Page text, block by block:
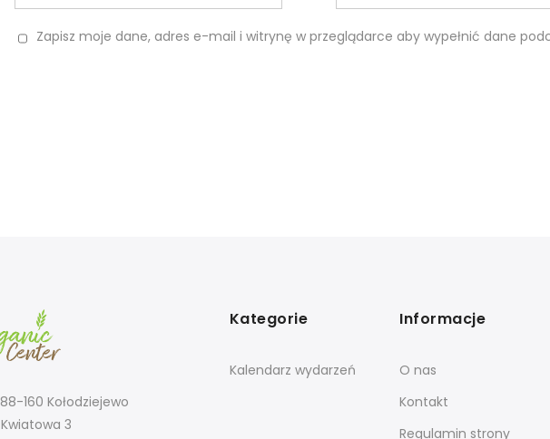
Zapisz moje dane, adres e-mail i witrynę w przeglądarce aby wypełnić dane
88-160 Kołodziejewo
Kwiatowa 3
Kategorie
Kalendarz wydarzeń
Informacje
O nas
Kontakt
Regulamin strony